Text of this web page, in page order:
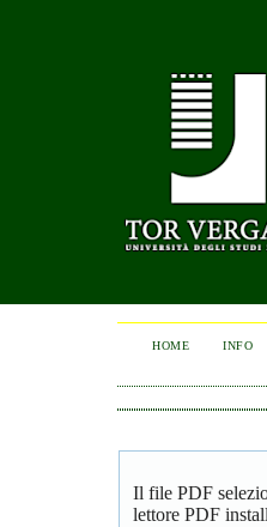
HOME INFO
Il file PDF
lettore PDF